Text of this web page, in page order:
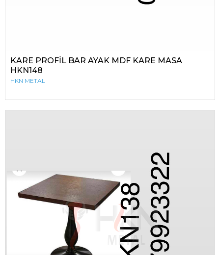
KARE PROFİL BAR AYAK MDF KARE MASA
HKN148
HKN METAL